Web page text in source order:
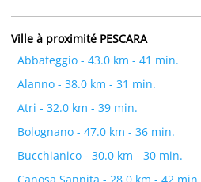
Ville à proximité PESCARA
Abbateggio - 43.0 km - 41 min.
Alanno - 38.0 km - 31 min.
Atri - 32.0 km - 39 min.
Bolognano - 47.0 km - 36 min.
Bucchianico - 30.0 km - 30 min.